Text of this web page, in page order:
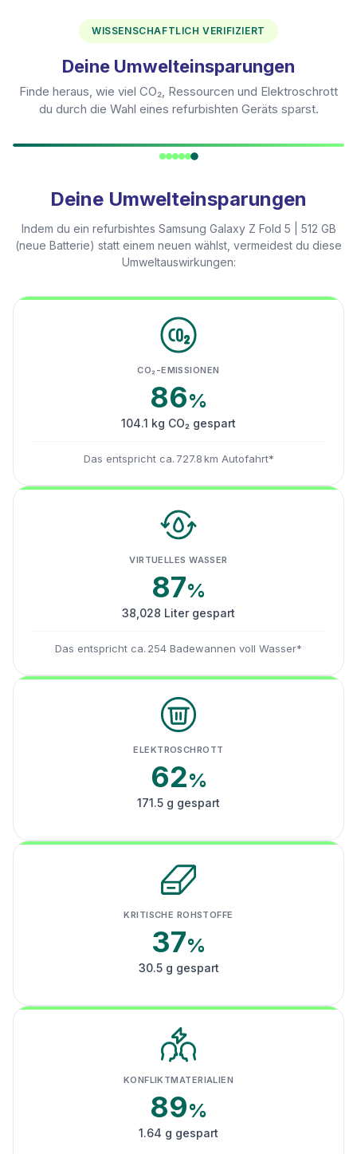
WISSENSCHAFTLICH VERIFIZIERT
Deine Umwelteinsparungen
Finde heraus, wie viel CO₂, Ressourcen und Elektroschrott
du durch die Wahl eines refurbishten Geräts sparst.
Deine Umwelteinsparungen
Indem du ein refurbishtes Samsung Galaxy Z Fold 5 | 512 GB
(neue Batterie) statt einem neuen wählst, vermeidest du diese
Umweltauswirkungen:
CO₂-EMISSIONEN
86%
104.1 kg CO₂ gespart
Das entspricht ca. 727.8 km Autofahrt*
VIRTUELLES WASSER
87%
38,028 Liter gespart
Das entspricht ca. 254 Badewannen voll Wasser*
ELEKTROSCHROTT
62%
171.5 g gespart
KRITISCHE ROHSTOFFE
37%
30.5 g gespart
KONFLIKTMATERIALIEN
89%
1.64 g gespart